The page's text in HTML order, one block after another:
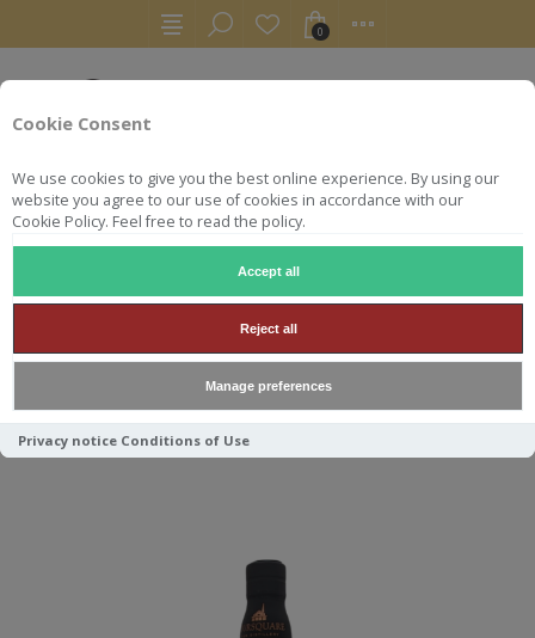
Cookie Consent
We use cookies to give you the best online experience. By using our
website you agree to our use of cookies in accordance with our
Cookie Policy. Feel free to read the policy.
Accept all
Reject all
Manage preferences
Privacy notice Conditions of Use
0
FOURSQUARE COVENANT 18Y
70CL 58°